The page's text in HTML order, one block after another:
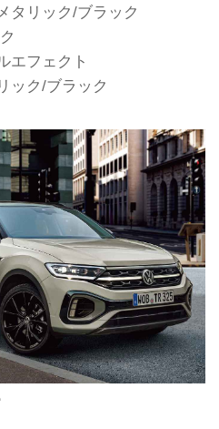
タリック/ブラック
エフェクト
ック/ブラック